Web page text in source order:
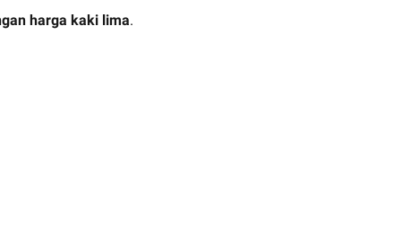
harga kaki lima.